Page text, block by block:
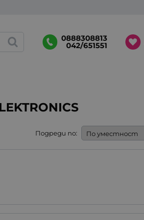
0888308813
042/651551
Подреди по: